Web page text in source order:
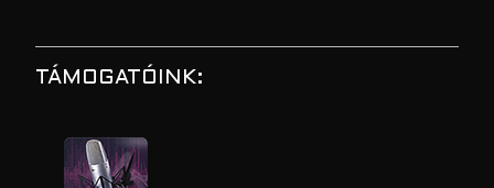
TÁMOGATÓINK: